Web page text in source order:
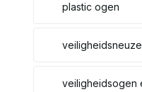
plastic ogen
veiligheidsogen